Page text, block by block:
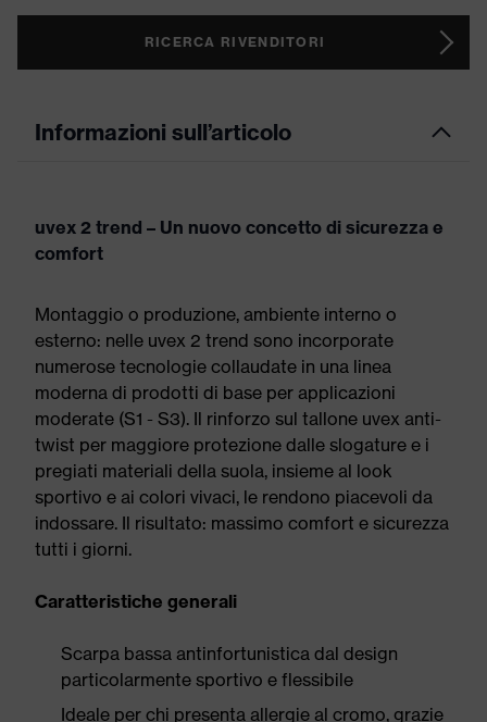
RICERCA RIVENDITORI
Informazioni sull’articolo
uvex 2 trend – Un nuovo concetto di sicurezza e
comfort
Montaggio o produzione, ambiente interno o
esterno: nelle uvex 2 trend sono incorporate
numerose tecnologie collaudate in una linea
moderna di prodotti di base per applicazioni
moderate (S1 - S3). Il rinforzo sul tallone uvex anti-
twist per maggiore protezione dalle slogature e i
pregiati materiali della suola, insieme al look
sportivo e ai colori vivaci, le rendono piacevoli da
indossare. Il risultato: massimo comfort e sicurezza
tutti i giorni.
Caratteristiche generali
Scarpa bassa antinfortunistica dal design
particolarmente sportivo e flessibile
Ideale per chi presenta allergie al cromo, grazie